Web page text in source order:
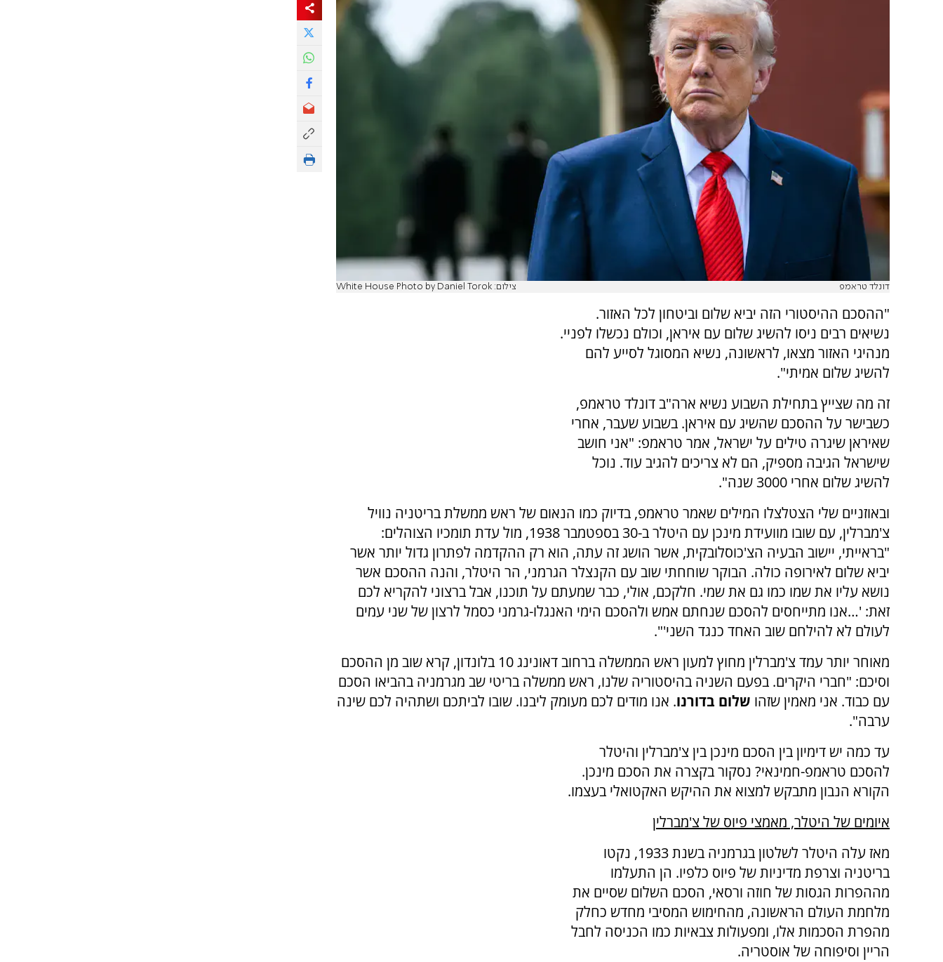
דונלד טראמפ צילום: White House Photo by Daniel Torok
"ההסכם ההיסטורי הזה יביא שלום וביטחון לכל האזור.
נשיאים רבים ניסו להשיג שלום עם איראן, וכולם נכשלו לפניי.
מנהיגי האזור מצאו, לראשונה, נשיא המסוגל לסייע להם
להשיג שלום אמיתי".
זה מה שצייץ בתחילת השבוע נשיא ארה"ב דונלד טראמפ,
כשבישר על ההסכם שהשיג עם איראן. בשבוע שעבר, אחרי
שאיראן שיגרה טילים על ישראל, אמר טראמפ: "אני חושב
שישראל הגיבה מספיק, הם לא צריכים להגיב עוד. נוכל
להשיג שלום אחרי 3000 שנה".
ובאוזניים שלי הצטלצלו המילים שאמר טראמפ, בדיוק כמו הנאום של ראש ממשלת בריטניה נוויל
צ'מברלין, עם שובו מוועידת מינכן עם היטלר ב-30 בספטמבר 1938, מול עדת תומכיו הצוהלים:
"בראייתי, יישוב הבעיה הצ'כוסלובקית, אשר הושג זה עתה, הוא רק ההקדמה לפתרון גדול יותר אשר
יביא שלום לאירופה כולה. הבוקר שוחחתי שוב עם הקנצלר הגרמני, הר היטלר, והנה ההסכם אשר
נושא עליו את שמו כמו גם את שמי. חלקכם, אולי, כבר שמעתם על תוכנו, אבל ברצוני להקריא לכם
זאת: '…אנו מתייחסים להסכם שנחתם אמש ולהסכם הימי האנגלו-גרמני כסמל לרצון של שני עמים
לעולם לא להילחם שוב האחד כנגד השני'".
מאוחר יותר עמד צ'מברלין מחוץ למעון ראש הממשלה ברחוב דאונינג 10 בלונדון, קרא שוב מן ההסכם
וסיכם: "חברי היקרים. בפעם השניה בהיסטוריה שלנו, ראש ממשלה בריטי שב מגרמניה בהביאו הסכם
עם כבוד. אני מאמין שזהו שלום בדורנו. אנו מודים לכם מעומק ליבנו. שובו לביתכם ושתהיה לכם שינה
ערבה".
עד כמה יש דימיון בין הסכם מינכן בין צ'מברלין והיטלר
להסכם טראמפ-חמינאי? נסקור בקצרה את הסכם מינכן.
הקורא הנבון מתבקש למצוא את ההיקש האקטואלי בעצמו.
איומים של היטלר, מאמצי פיוס של צ'מברלין
מאז עלה היטלר לשלטון בגרמניה בשנת 1933, נקטו
בריטניה וצרפת מדיניות של פיוס כלפיו. הן התעלמו
מההפרות הגסות של חוזה ורסאי, הסכם השלום שסיים את
מלחמת העולם הראשונה, מהחימוש המסיבי מחדש כחלק
מהפרת הסכמות אלו, ומפעולות צבאיות כמו הכניסה לחבל
הריין וסיפוחה של אוסטריה.